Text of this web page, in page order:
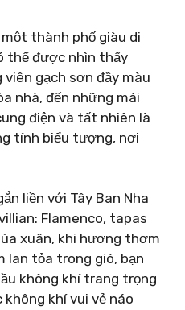
thành phố giàu di
thể được nhìn thấy
gạch sơn đầy màu
nhà, đến những mái
điện và tất nhiên là
tính biểu tượng, nơi
liền với Tây Ban Nha
Flamenco, tapas
xuân, khi hương thơm
lan tỏa trong gió, bạn
không khí trang trọng
không khí vui vẻ náo